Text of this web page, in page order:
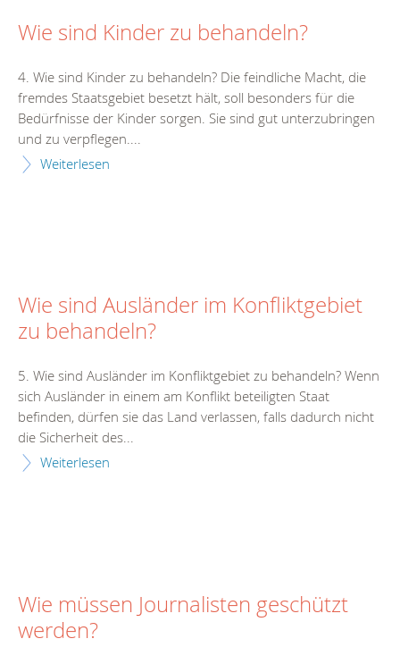
Wie sind Kinder zu behandeln?
4. Wie sind Kinder zu behandeln? Die feindliche Macht, die
fremdes Staatsgebiet besetzt hält, soll besonders für die
Bedürfnisse der Kinder sorgen. Sie sind gut unterzubringen
und zu verpflegen....
Weiterlesen
Wie sind Ausländer im Konfliktgebiet
zu behandeln?
5. Wie sind Ausländer im Konfliktgebiet zu behandeln? Wenn
sich Ausländer in einem am Konflikt beteiligten Staat
befinden, dürfen sie das Land verlassen, falls dadurch nicht
die Sicherheit des...
Weiterlesen
Wie müssen Journalisten geschützt
werden?